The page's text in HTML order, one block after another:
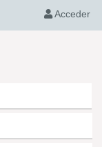
Acceder